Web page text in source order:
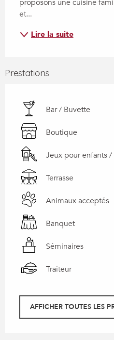
proposons une cuisine
et...
Lire la suite
Prestations
Bar / Buvette
Boutique
Jeux pour enfants /
Terrasse
Animaux acceptés
Banquet
Séminaires
Traiteur
AFFICHER TOUTES LES